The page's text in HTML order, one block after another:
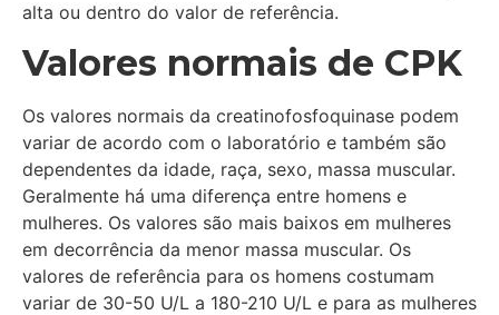
alta ou dentro do valor de referência.
Valores normais de CPK
Os valores normais da creatinofosfoquinase podem
variar de acordo com o laboratório e também são
dependentes da idade, raça, sexo, massa muscular.
Geralmente há uma diferença entre homens e
mulheres. Os valores são mais baixos em mulheres
em decorrência da menor massa muscular. Os
valores de referência para os homens costumam
variar de 30-50 U/L a 180-210 U/L e para as mulheres